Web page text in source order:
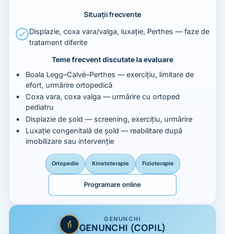
Situații frecvente
Displazie, coxa vara/valga, luxație, Perthes — faze de
tratament diferite
Teme frecvent discutate la evaluare
Boala Legg–Calvé–Perthes — exercițiu, limitare de
efort, urmărire ortopedică
Coxa vara, coxa valga — urmărire cu ortoped
pediatru
Displazie de șold — screening, exercițiu, urmărire
Luxație congenitală de șold — reabilitare după
imobilizare sau intervenție
Ortopedie Kinetoterapie Fizioterapie
Programare online
GENUNCHI
GENUNCHI (COPIL)